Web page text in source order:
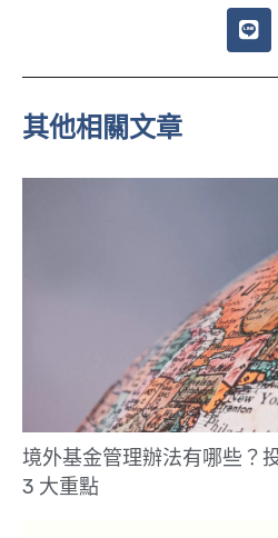
L
i
e
其他相關文章
境外基金管理辦法有哪些？
3 大重點